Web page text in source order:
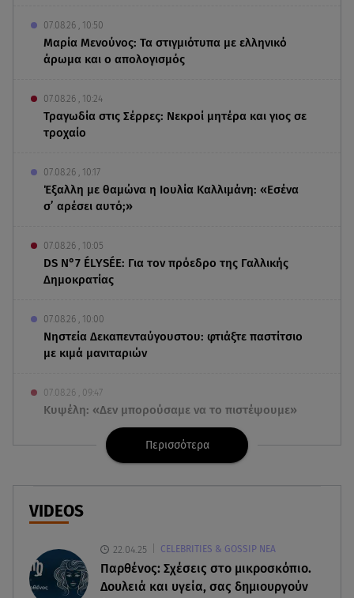
07.08.26 , 10:50
Μαρία Μενούνος: Τα στιγμιότυπα με ελληνικό
άρωμα και ο απολογισμός
07.08.26 , 10:24
Τραγωδία στις Σέρρες: Νεκροί μητέρα και γιος σε
τροχαίο
07.08.26 , 10:17
Έξαλλη με θαμώνα η Ιουλία Καλλιμάνη: «Εσένα
σ’ αρέσει αυτό;»
07.08.26 , 10:05
DS N°7 ÉLYSÉE: Για τον πρόεδρο της Γαλλικής
Δημοκρατίας
07.08.26 , 10:00
Νηστεία Δεκαπενταύγουστου: φτιάξτε παστίτσιο
με κιμά μανιταριών
07.08.26 , 09:47
Κυψέλη: «Δεν μπορούσαμε να το πιστέψουμε»
Πασίγνωστη influencer «έφυγε» από τη ζωή μετά
από μάχη με σπάνιο καρκίνο
07.08.26 , 09:38
Στη φυλακή ο δήμαρχος Στυλίδας και άλλοι δύο
για τη φωτιά στη Βοιωτία
Περισσότερα
VIDEOS
22.04.25 CELEBRITIES & GOSSIP ΝΕΑ
Παρθένος: Σχέσεις στο μικροσκόπιο.
Δουλειά και υγεία, σας δημιουργούν